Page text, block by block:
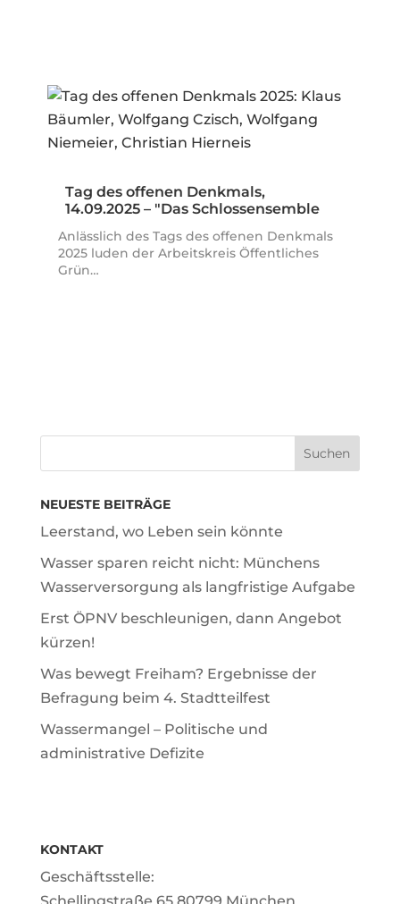
Tag des offenen Denkmals,
14.09.2025 – "Das Schlossensemble
Anlässlich des Tags des offenen Denkmals
2025 luden der Arbeitskreis Öffentliches
Grün…
NEUESTE BEITRÄGE
Leerstand, wo Leben sein könnte
Wasser sparen reicht nicht: Münchens
Wasserversorgung als langfristige Aufgabe
Erst ÖPNV beschleunigen, dann Angebot
kürzen!
Was bewegt Freiham? Ergebnisse der
Befragung beim 4. Stadtteilfest
Wassermangel – Politische und
administrative Defizite
KONTAKT
Geschäftsstelle: